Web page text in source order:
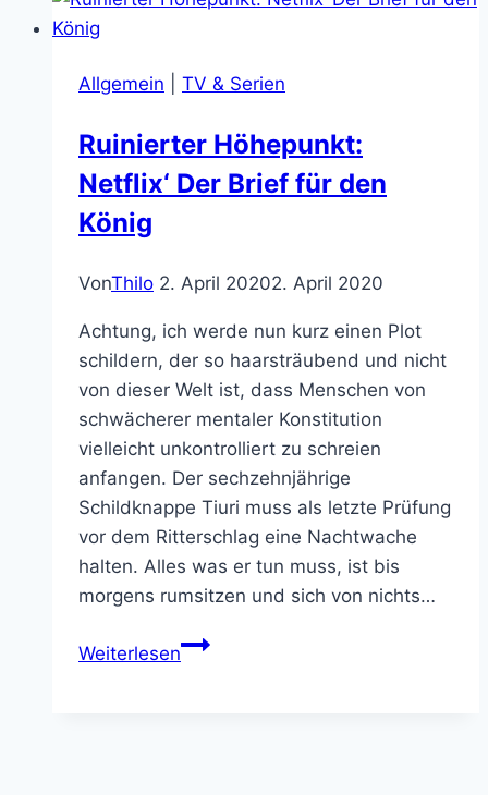
mich
Allgemein TV & Serien
Ruinierter Höhepunkt:
Netflix‘ Der Brief für den
König
VonThilo 2. April 20202. April 2020
Achtung, ich werde nun kurz einen Plot
schildern, der so haarsträubend und nicht
von dieser Welt ist, dass Menschen von
schwächerer mentaler Konstitution
vielleicht unkontrolliert zu schreien
anfangen. Der sechzehnjährige
Schildknappe Tiuri muss als letzte Prüfung
vor dem Ritterschlag eine Nachtwache
halten. Alles was er tun muss, ist bis
morgens rumsitzen und sich von nichts…
WeiterlesenRuinierter